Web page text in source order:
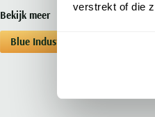
verstrekt of die
Bekijk meer
Blue Industry